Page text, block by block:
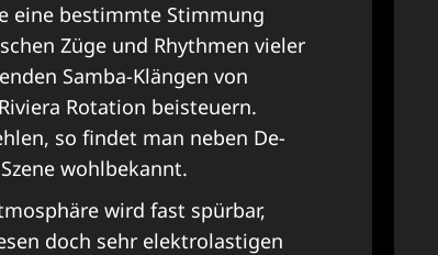
eine bestimmte Stimmung
Züge und Rhythmen vieler
Samba-Klängen von
Rotation beisteuern.
so findet man neben De-
wohlbekannt.
wird fast spürbar,
doch sehr elektrolastigen